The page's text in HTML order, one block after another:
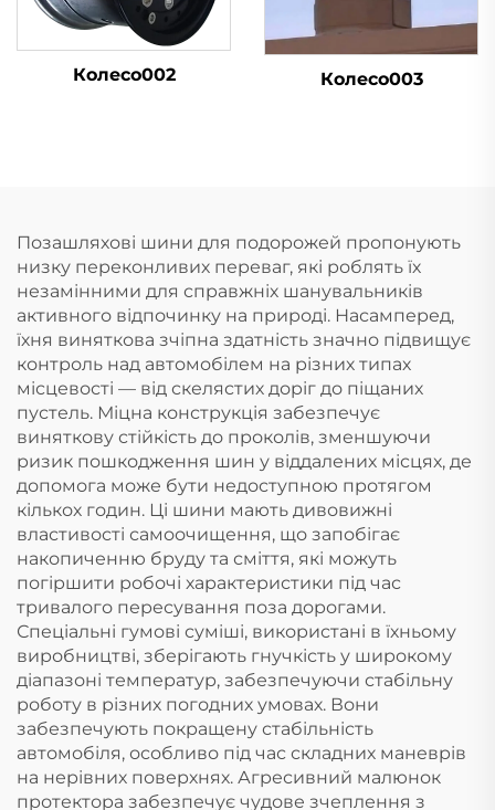
Колесо002 Колесо003
Позашляхові шини для подорожей пропонують
низку переконливих переваг, які роблять їх
незамінними для справжніх шанувальників
активного відпочинку на природі. Насамперед,
їхня виняткова зчіпна здатність значно підвищує
контроль над автомобілем на різних типах
місцевості — від скелястих доріг до піщаних
пустель. Міцна конструкція забезпечує
виняткову стійкість до проколів, зменшуючи
ризик пошкодження шин у віддалених місцях, де
допомога може бути недоступною протягом
кількох годин. Ці шини мають дивовижні
властивості самоочищення, що запобігає
накопиченню бруду та сміття, які можуть
погіршити робочі характеристики під час
тривалого пересування поза дорогами.
Спеціальні гумові суміші, використані в їхньому
виробництві, зберігають гнучкість у широкому
діапазоні температур, забезпечуючи стабільну
роботу в різних погодних умовах. Вони
забезпечують покращену стабільність
автомобіля, особливо під час складних маневрів
на нерівних поверхнях. Агресивний малюнок
протектора забезпечує чудове зчеплення з